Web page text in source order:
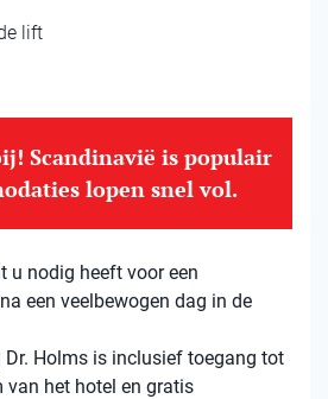
lift
Scandinavië is populair
lopen snel vol.
u nodig heeft voor een
een veelbewogen dag in de
Dr. Holms is inclusief toegang tot
van het hotel en gratis